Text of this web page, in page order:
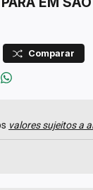
Comparar
valores sujeitos a